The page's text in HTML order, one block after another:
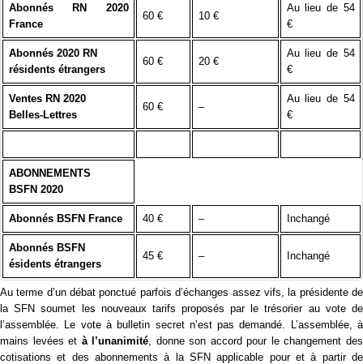
Abonnés RN 2020
France
60 € 10 €
Au lieu de 54
€
Abonnés 2020 RN
résidents étrangers
60 € 20 €
Au lieu de 54
€
Ventes RN 2020
Belles-Lettres
60 € –
Au lieu de 54
€
ABONNEMENTS
BSFN 2020
Abonnés BSFN France 40 € – Inchangé
Abonnés BSFN
ésidents étrangers
45 € – Inchangé
Au terme d’un débat ponctué parfois d’échanges assez vifs, la présidente de
la SFN soumet les nouveaux tarifs proposés par le trésorier au vote de
l’assemblée. Le vote à bulletin secret n’est pas demandé. L’assemblée, à
mains levées et à l’unanimité , donne son accord pour le changement des
cotisations et des abonnements à la SFN applicable pour et à partir de